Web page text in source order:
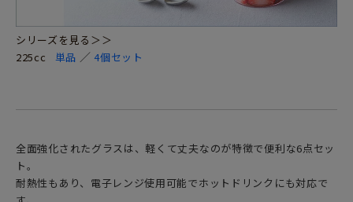
シリーズを見る＞＞
225cc
単品 ／ 4個セット
全面強化されたグラスは、軽くて丈夫なのが特徴で便利な6点セッ
ト。
耐熱性もあり、電子レンジ使用可能でホットドリンクにも対応で